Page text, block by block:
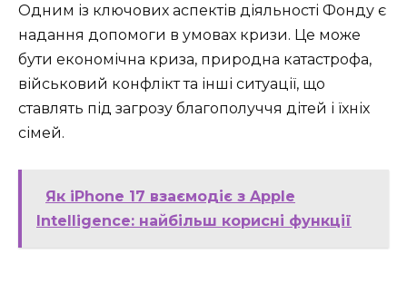
Одним із ключових аспектів діяльності Фонду є
надання допомоги в умовах кризи. Це може
бути економічна криза, природна катастрофа,
військовий конфлікт та інші ситуації, що
ставлять під загрозу благополуччя дітей і їхніх
сімей.
Як iPhone 17 взаємодіє з Apple
Intelligence: найбільш корисні функції